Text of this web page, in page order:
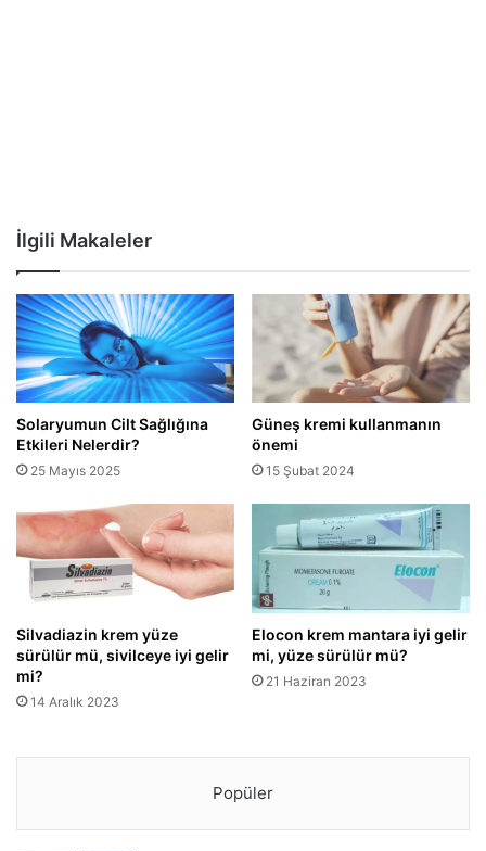
İlgili Makaleler
Solaryumun Cilt Sağlığına
Etkileri Nelerdir?
25 Mayıs 2025
Güneş kremi kullanmanın
önemi
15 Şubat 2024
Silvadiazin krem yüze
sürülür mü, sivilceye iyi gelir
mi?
14 Aralık 2023
Elocon krem mantara iyi gelir
mi, yüze sürülür mü?
21 Haziran 2023
Popüler